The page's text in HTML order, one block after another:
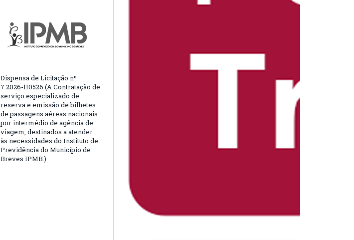
Dispensa de Licitação nº
7.2026-110526 (A Contratação de
serviço especializado de
reserva e emissão de bilhetes
de passagens aéreas nacionais
por intermédio de agência de
viagem, destinados a atender
às necessidades do Instituto de
Previdência do Município de
Breves IPMB.)